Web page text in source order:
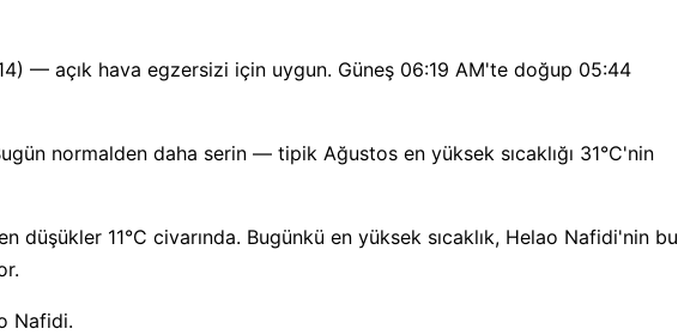
— açık hava egzersizi için uygun. Güneş 06:19 AM'te doğup 05:44
normalden daha serin — tipik Ağustos en yüksek sıcaklığı 31°C'nin
11°C civarında. Bugünkü en yüksek sıcaklık, Helao Nafidi'nin bu
Nafidi.